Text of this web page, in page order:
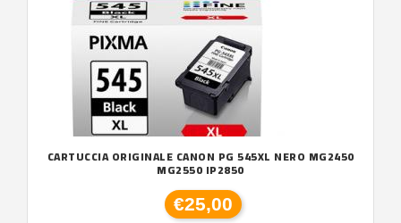
CARTUCCIA ORIGINALE CANON PG 545XL NERO MG2450
MG2550 IP2850
€25,00